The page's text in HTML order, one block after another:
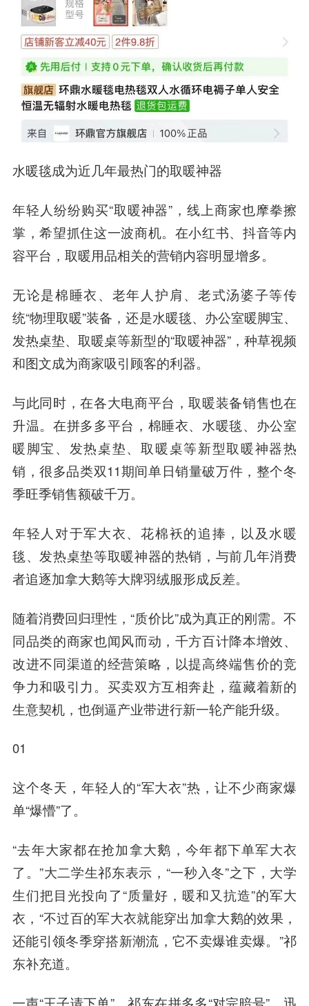
水暖毯成为近几年最热门的取暖神器
年轻人纷纷购买“取暖神器”，线上商家也摩拳擦
掌，希望抓住这一波商机。在小红书、抖音等内
容平台，取暖用品相关的营销内容明显增多。
无论是棉睡衣、老年人护肩、老式汤婆子等传
统“物理取暖”装备，还是水暖毯、办公室暖脚宝、
发热桌垫、取暖桌等新型的“取暖神器”，种草视频
和图文成为商家吸引顾客的利器。
与此同时，在各大电商平台，取暖装备销售也在
升温。在拼多多平台，棉睡衣、水暖毯、办公室
暖脚宝、发热桌垫、取暖桌等新型取暖神器热
销，很多品类双11期间单日销量破万件，整个冬
季旺季销售额破千万。
年轻人对于军大衣、花棉袄的追捧，以及水暖
毯、发热桌垫等取暖神器的热销，与前几年消费
者追逐加拿大鹅等大牌羽绒服形成反差。
随着消费回归理性，“质价比”成为真正的刚需。不
同品类的商家也闻风而动，千方百计降本增效、
改进不同渠道的经营策略，以提高终端售价的竞
争力和吸引力。买卖双方互相奔赴，蕴藏着新的
生意契机，也倒逼产业带进行新一轮产能升级。
01
这个冬天，年轻人的“军大衣”热，让不少商家爆
单“爆懵”了。
“去年大家都在抢加拿大鹅，今年都下单军大衣
了。”大二学生祁东表示，“一秒入冬”之下，大学
生们把目光投向了“质量好，暖和又抗造”的军大
衣，“不过百的军大衣就能穿出加拿大鹅的效果，
还能引领冬季穿搭新潮流，它不卖爆谁卖爆。”祁
东补充道。